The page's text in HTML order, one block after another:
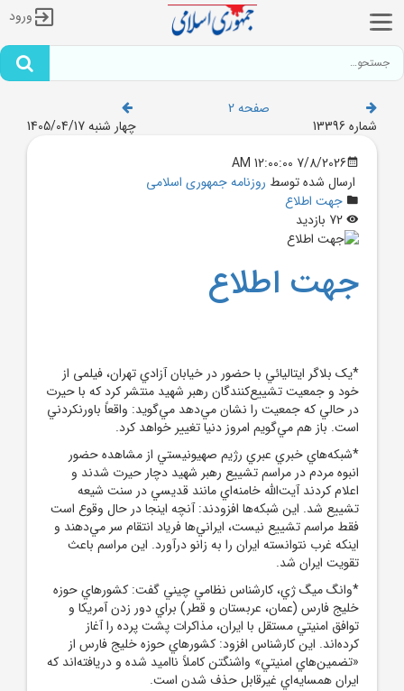
ورود
صفحه 2
شماره 13396
چهار شنبه 1405/04/17
7/8/2026 12:00:00 AM
ارسال شده توسط روزنامه جمهوری اسلامی
جهت اطلاع
جهت اطلاع
*يک بلاگر ايتاليائي با حضور در خيابان آزادي تهران، فیلمی از
خود و جمعيت تشييع‌کنندگان رهبر شهيد منتشر کرد که با حيرت
در حالي که جمعيت را نشان مي‌دهد مي‌گويد: واقعاً باورنکردني
است. باز هم مي‌گويم امروز دنيا تغيير خواهد کرد.
*شبکه‌هاي خبري عبري رژيم صهيونيستي از مشاهده حضور
انبوه مردم در مراسم تشييع رهبر شهيد دچار حيرت شدند و
اعلام کردند آيت‌الله خامنه‌اي مانند قديسي در سنت شيعه
تشييع شد. اين شبکه‌ها افزودند: آنچه اينجا در حال وقوع است
فقط مراسم تشييع نيست، ايراني‌ها فرياد انتقام سر مي‌دهند و
اينکه غرب نتوانسته ايران را به زانو درآورد. اين مراسم باعث
تقويت ايران شد.
*وانگ ميگ ژي، کارشناس نظامي چيني گفت: کشورهاي حوزه
خليج فارس (عمان، عربستان و قطر) براي دور زدن آمريکا و
توافق امنيتي مستقل با ايران، مذاکرات پشت ‌پرده را آغاز
کرده‌اند. اين کارشناس افزود: کشورهاي حوزه خليج فارس از
«تضمين‌هاي امنيتي» واشنگتن کاملاً نااميد شده و دريافته‌اند که
ايران همسايه‌اي غيرقابل حذف شدن است.